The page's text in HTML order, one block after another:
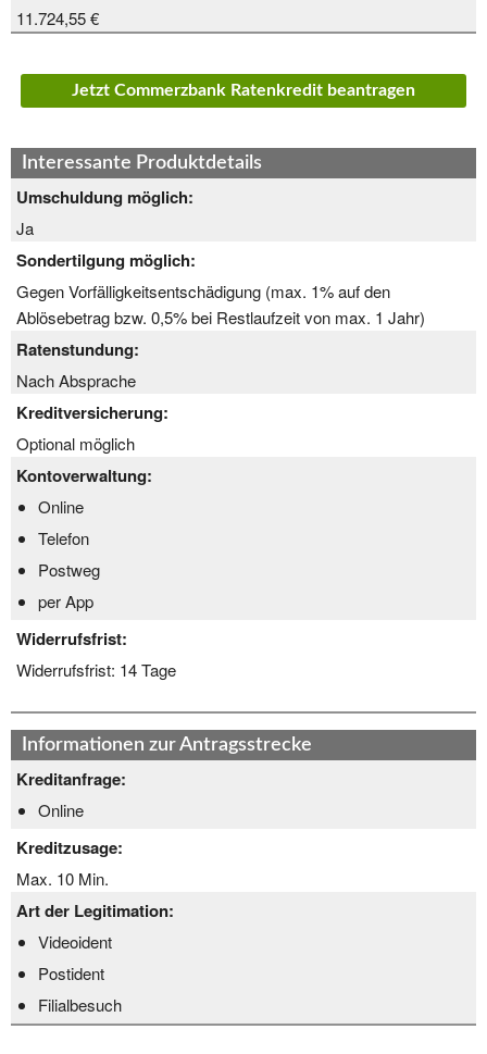
11.724,55 €
Jetzt Commerzbank Ratenkredit beantragen
Interessante Produktdetails
Umschuldung möglich:
Ja
Sondertilgung möglich:
Gegen Vorfälligkeitsentschädigung (max. 1% auf den
Ablösebetrag bzw. 0,5% bei Restlaufzeit von max. 1 Jahr)
Ratenstundung:
Nach Absprache
Kreditversicherung:
Optional möglich
Kontoverwaltung:
Online
Telefon
Postweg
per App
Widerrufsfrist:
Widerrufsfrist: 14 Tage
Informationen zur Antragsstrecke
Kreditanfrage:
Online
Kreditzusage:
Max. 10 Min.
Art der Legitimation:
Videoident
Postident
Filialbesuch